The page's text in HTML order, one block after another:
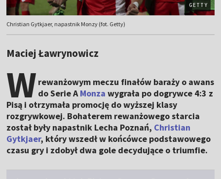
GETTY
Christian Gytkjaer, napastnik Monzy (fot. Getty)
Maciej Ławrynowicz
W rewanżowym meczu finałów baraży o awans
do Serie AMonza wygrała po dogrywce 4:3 z
Pisą i otrzymała promocję do wyższej klasy
rozgrywkowej. Bohaterem rewanżowego starcia
został były napastnik Lecha Poznań, Christian
Gytkjaer, który wszedł w końcówce podstawowego
czasu gry i zdobył dwa gole decydujące o triumfie.